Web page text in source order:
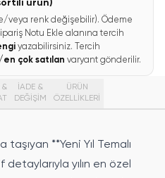
ürün)
veya renk değişebilir). Ödeme
Notu Ekle alanına tercih
yazabilirsiniz. Tercih
çok satılan varyant gönderilir.
&
İADE &
DEĞİŞİM
ÜRÜN
ÖZELLIKLERI
taşıyan **Yeni Yıl Temalı
detaylarıyla yılın en özel